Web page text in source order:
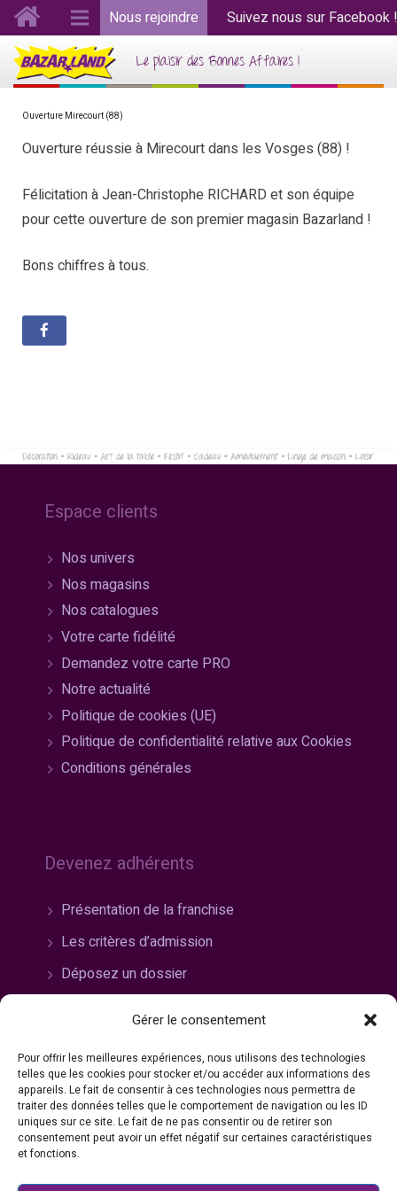
Gérer le consentement
Pour offrir les meilleures expériences, nous utilisons des technologies
telles que les cookies pour stocker et/ou accéder aux informations des
appareils. Le fait de consentir à ces technologies nous permettra de
traiter des données telles que le comportement de navigation ou les ID
uniques sur ce site. Le fait de ne pas consentir ou de retirer son
consentement peut avoir un effet négatif sur certaines caractéristiques
et fonctions.
Nous rejoindre Suivez nous sur Facebook
Le plaisir des Bonnes Affaires !
Ouverture Mirecourt (88)
Ouverture réussie à Mirecourt dans les Vosges (88) !
Félicitation à Jean-Christophe RICHARD et son équipe
pour cette ouverture de son premier magasin Bazarland !
Bons chiffres à tous.
Espace clients
Nos univers
Nos magasins
Nos catalogues
Votre carte fidélité
Demandez votre carte PRO
Notre actualité
Politique de cookies (UE)
Politique de confidentialité relative aux Cookies
Conditions générales
Devenez adhérents
Présentation de la franchise
Les critères d’admission
Déposez un dossier
Rejoignez-nous
Travailler chez Bazarland
Nos offres
Candidature spontanée